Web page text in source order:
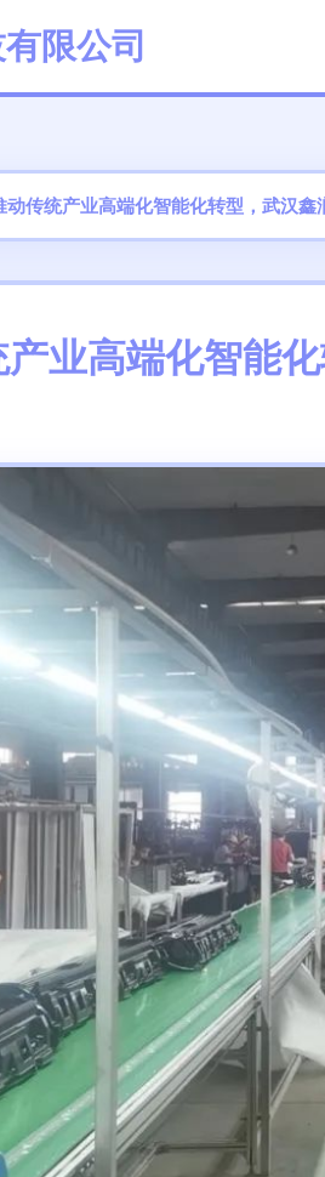
限公司
动传统产业高端化智能化转型，武汉
业高端化智能